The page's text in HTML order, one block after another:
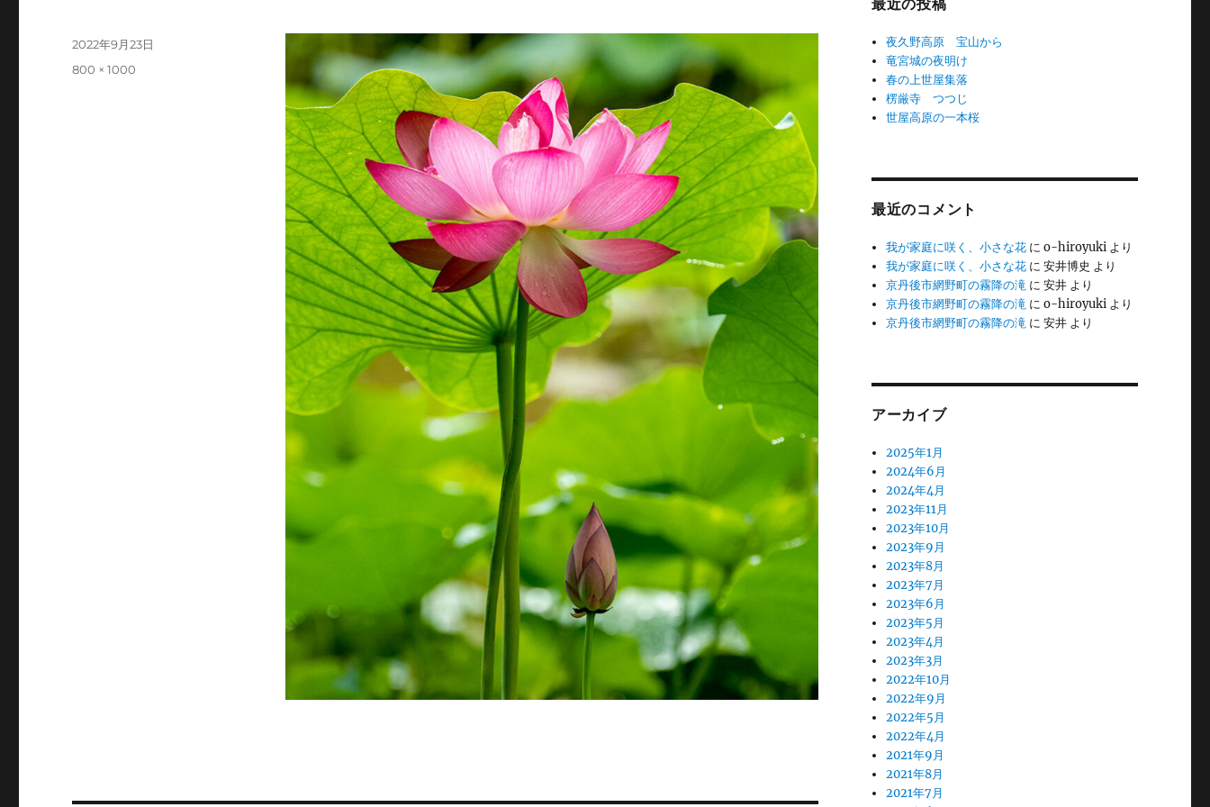
投
2022年9月23日
フ
800 × 1000
最近の投稿
夜久野高原 宝山から
竜宮城の夜明け
春の上世屋集落
楞厳寺 つつじ
世屋高原の一本桜
最近のコメント
我が家庭に咲く、小さな花 にo-hiroyuki より
我が家庭に咲く、小さな花 に安井博史 より
京丹後市網野町の霧降の滝 に安井 より
京丹後市網野町の霧降の滝 にo-hiroyuki より
京丹後市網野町の霧降の滝 に安井 より
アーカイブ
2025年1月
2024年6月
2024年4月
2023年11月
2023年10月
2023年9月
2023年8月
2023年7月
2023年6月
2023年5月
2023年4月
2023年3月
2022年10月
2022年9月
2022年5月
2022年4月
2021年9月
2021年8月
2021年7月